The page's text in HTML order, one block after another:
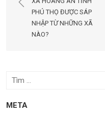
viết
PHÚ THỌ ĐƯỢC SÁP
NHẬP TỪ NHỮNG XÃ
NÀO?
Tìm
quả
META